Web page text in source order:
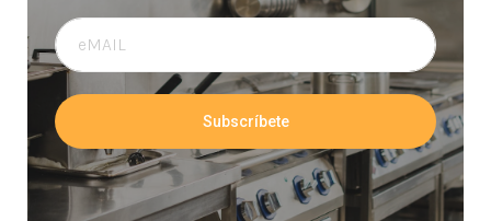
Subscríbete